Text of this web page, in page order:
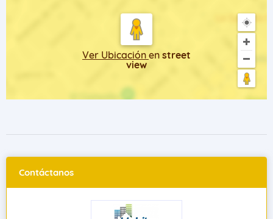
Ver Ubicación en street
view
Contáctanos